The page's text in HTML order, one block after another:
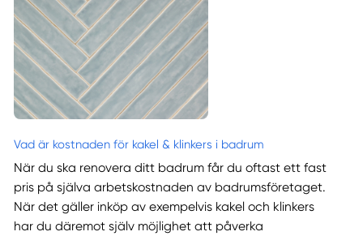
Vad är kostnaden för kakel & klinkers i badrum
När du ska renovera ditt badrum får du oftast ett fast
pris på själva arbetskostnaden av badrumsföretaget.
När det gäller inköp av exempelvis kakel och klinkers
har du däremot själv möjlighet att påverka